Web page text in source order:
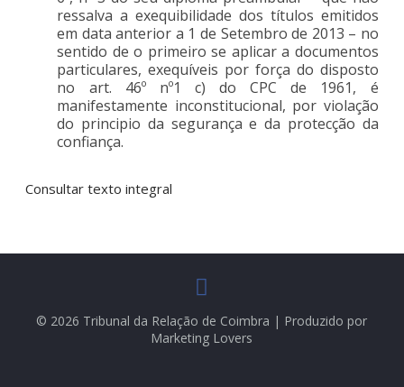
ressalva a exequibilidade dos títulos emitidos
em data anterior a 1 de Setembro de 2013 – no
sentido de o primeiro se aplicar a documentos
particulares, exequíveis por força do disposto
no art. 46º nº1 c) do CPC de 1961, é
manifestamente inconstitucional, por violação
do principio da segurança e da protecção da
confiança.
Consultar texto integral
© 2026 Tribunal da Relação de Coimbra | Produzido por
Marketing Lovers